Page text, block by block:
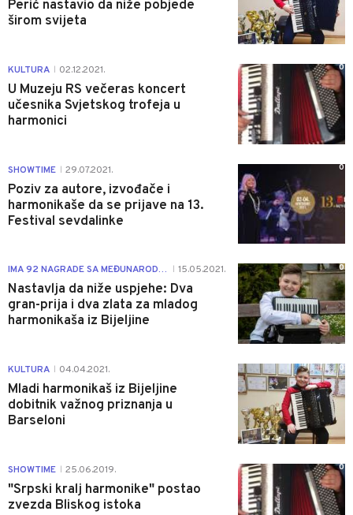
Perić nastavio da niže pobjede
širom svijeta
KULTURA 02.12.2021.
U Muzeju RS večeras koncert
učesnika Svjetskog trofeja u
harmonici
0
SHOWTIME 29.07.2021.
Poziv za autore, izvođače i
harmonikaše da se prijave na 13.
Festival sevdalinke
0
IMA 92 NAGRADE SA MEĐUNARODNIH FESTIVALA 15.05.2021.
Nastavlja da niže uspjehe: Dva
gran-prija i dva zlata za mladog
harmonikaša iz Bijeljine
0
KULTURA 04.04.2021.
Mladi harmonikaš iz Bijeljine
dobitnik važnog priznanja u
Barseloni
0
SHOWTIME 25.06.2019.
"Srpski kralj harmonike" postao
zvezda Bliskog istoka
0